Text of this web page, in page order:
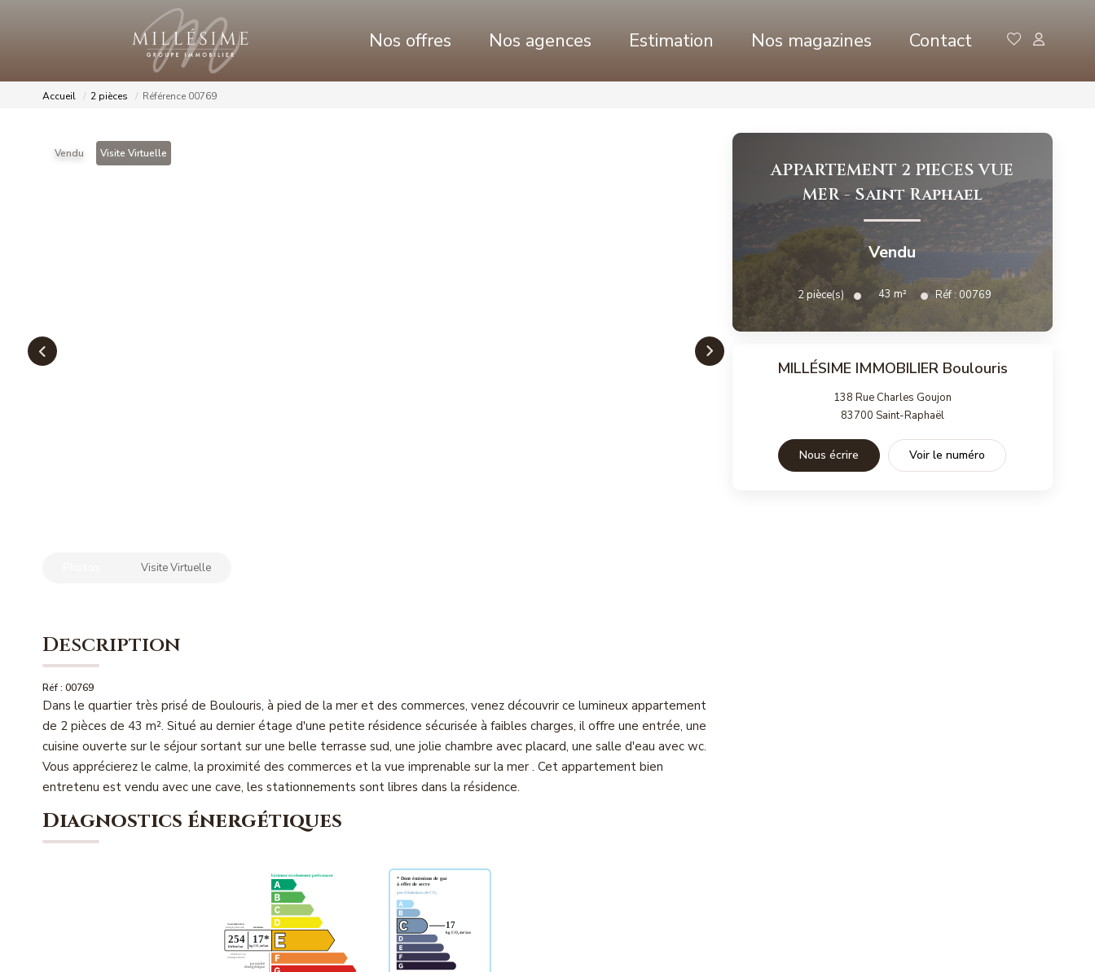
Nos offres Nos agences Estimation Nos magazines Contact
Accueil 2 pièces Référence 00769
Vendu Visite Virtuelle
Visite Virtuelle
Description
Réf : 00769
Dans le quartier très prisé de Boulouris, à pied de la mer et des commerces, venez découvrir ce lumineux appartement
de 2 pièces de 43 m². Situé au dernier étage d'une petite résidence sécurisée à faibles charges, il offre une entrée, une
cuisine ouverte sur le séjour sortant sur une belle terrasse sud, une jolie chambre avec placard, une salle d'eau avec wc.
Vous apprécierez le calme, la proximité des commerces et la vue imprenable sur la mer . Cet appartement bien
entretenu est vendu avec une cave, les stationnements sont libres dans la résidence.
Diagnostics énergétiques
APPARTEMENT 2 PIECES VUE
MER- Saint Raphael
Vendu
2pièce(s) 43m² Réf : 00769
MILLÉSIME IMMOBILIER Boulouris
138 Rue Charles Goujon
83700 Saint-Raphaël
Nous écrire Voir le numéro